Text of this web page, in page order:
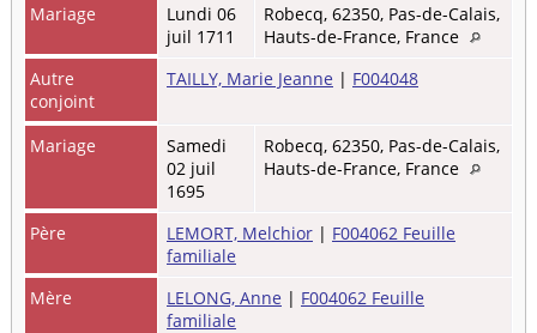
Mariage
Lundi 06
juil 1711
Robecq, 62350, Pas-de-Calais,
Hauts-de-France, France
Autre
conjoint
TAILLY, Marie Jeanne | F004048
Mariage
Samedi
02 juil
1695
Robecq, 62350, Pas-de-Calais,
Hauts-de-France, France
Père LEMORT, Melchior | F004062 Feuille
familiale
Mère
LELONG, Anne | F004062 Feuille
familiale